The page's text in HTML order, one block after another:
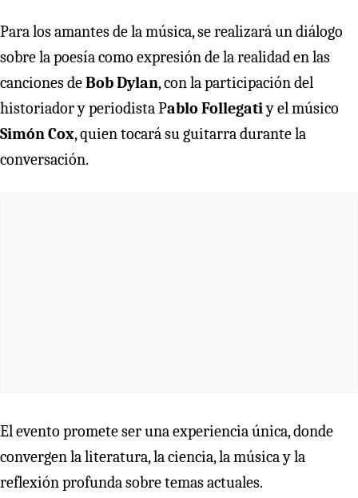
Para los amantes de la música, se realizará un diálogo
sobre la poesía como expresión de la realidad en las
canciones deBob Dylan, con la participación del
historiador y periodista Pablo Follegatiy el músico
Simón Cox, quien tocará su guitarra durante la
conversación.
El evento promete ser una experiencia única, donde
convergen la literatura, la ciencia, la música y la
reflexión profunda sobre temas actuales.